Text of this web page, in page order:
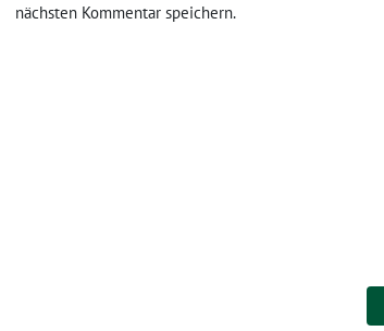
nächsten Kommentar speichern.